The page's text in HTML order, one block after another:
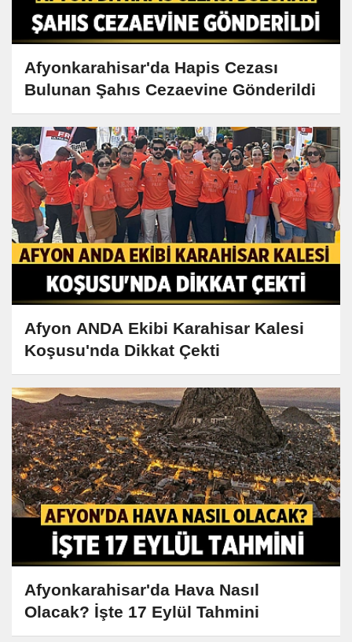
Afyonkarahisar'da Hapis Cezası
Bulunan Şahıs Cezaevine Gönderildi
Afyon ANDA Ekibi Karahisar Kalesi
Koşusu'nda Dikkat Çekti
Afyonkarahisar'da Hava Nasıl
Olacak? İşte 17 Eylül Tahmini